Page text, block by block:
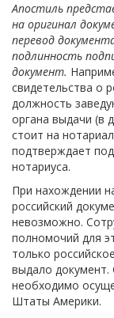
Апостиль
на оригинал
перевод
подлинность
документ.
свидетельства о
должность
органа выдачи (в
стоит на
подтверждает
нотариуса.
При нахождении
российский
невозможно.
полномочий для
только
выдало документ.
необходимо
Штаты Америки.